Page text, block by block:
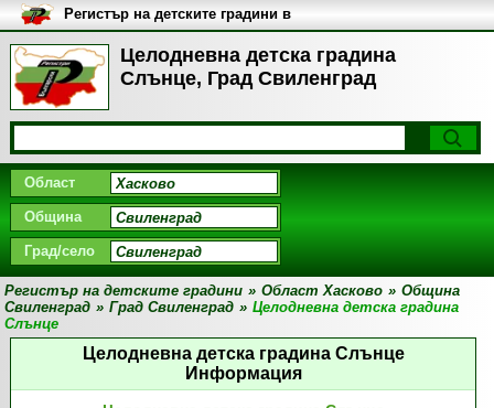
Целодневна детска градина
Слънце, Град Свиленград
Регистър на детските градини в
България
Област
Община
Град/село
Регистър на детските градини » Област Хасково » Община
Свиленград » Град Свиленград » Целодневна детска градина
Слънце
Целодневна детска градина Слънце
Информация